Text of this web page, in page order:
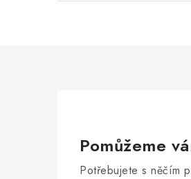
Pomůžeme
Potřebujete s něčím